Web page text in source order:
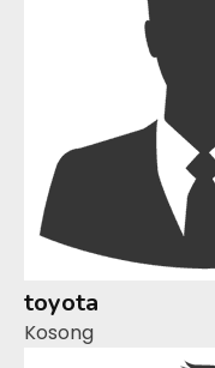
toyota
Kosong